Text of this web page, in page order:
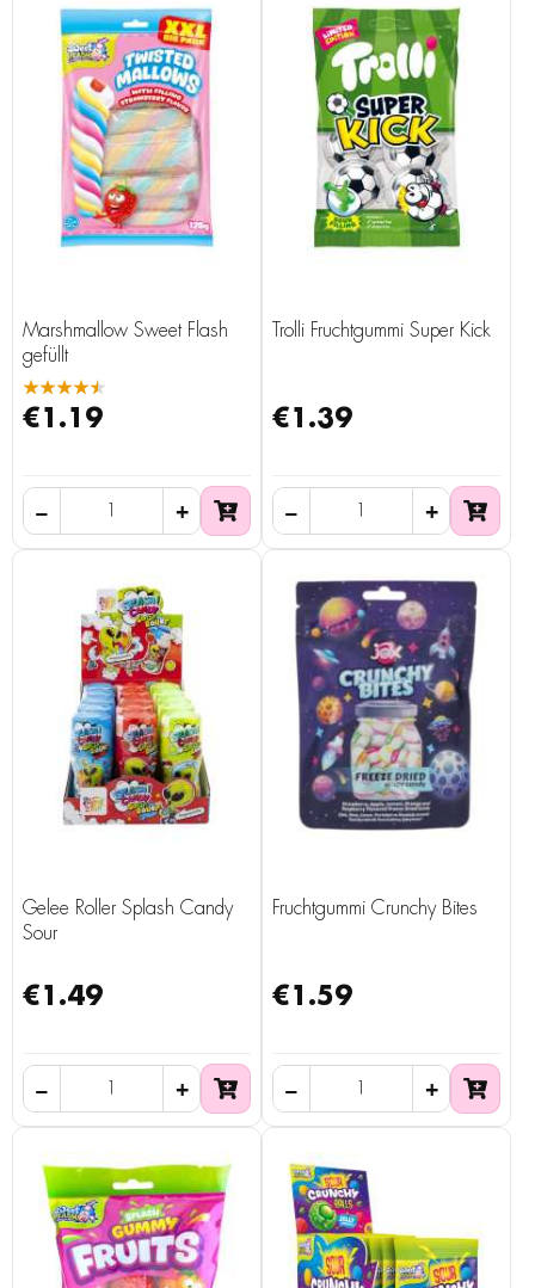
Marshmallow Sweet Flash
gefüllt
★★★★★
€1.19
Trolli Fruchtgummi Super Kick
€1.39
Gelee Roller Splash Candy
Sour
€1.49
Fruchtgummi Crunchy Bites
€1.59